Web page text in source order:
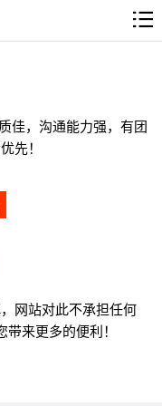
佳，沟通能力强，有团
先！
网站对此不承担任何
来更多的便利！